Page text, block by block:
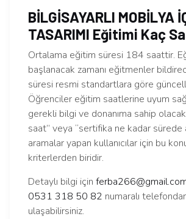
BİLGİSAYARLI MOBİLYA
TASARIMI Eğitimi Kaç
Ortalama eğitim süresi 184 saattir.
başlanacak zamanı eğitmenler
süresi resmi standartlara göre
Öğrenciler eğitim saatlerine uyum
gerekli bilgi ve donanıma sahip
saat” veya “sertifika ne kadar sürede
aramalar yapan kullanıcılar için bu
kriterlerden biridir.
Detaylı bilgi için
0531 318 50 82 numaralı
ulaşabilirsiniz.